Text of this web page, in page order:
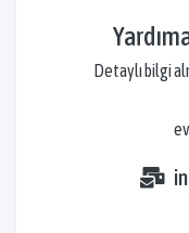
Detaylı bilgi